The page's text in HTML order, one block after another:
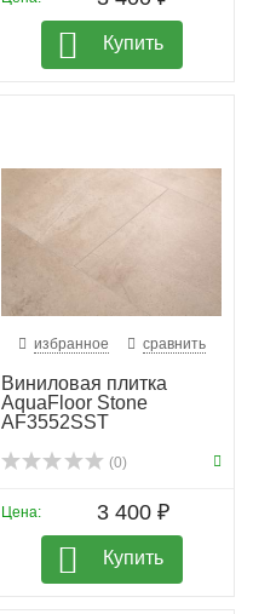
Купить
избранное сравнить
Виниловая плитка
AquaFloor Stone
AF3552SST
(0)
Цена: 3 400 ₽
Купить